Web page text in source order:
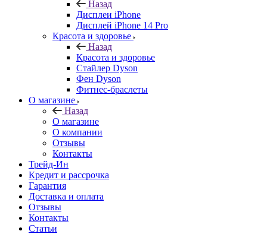
Назад
Дисплеи iPhone
Дисплей iPhone 14 Pro
Красота и здоровье
Назад
Красота и здоровье
Стайлер Dyson
Фен Dyson
Фитнес-браслеты
О магазине
Назад
О магазине
О компании
Отзывы
Контакты
Трейд-Ин
Кредит и рассрочка
Гарантия
Доставка и оплата
Отзывы
Контакты
Статьи